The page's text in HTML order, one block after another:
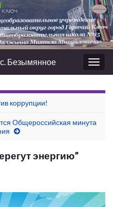
Вкл/
выкл
Безымянное
коррупции!
Общероссийская минута
энергию”